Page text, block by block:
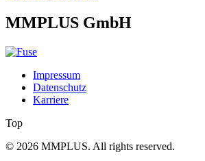
MMPLUS GmbH
Impressum
Datenschutz
Karriere
Top
© 2026 MMPLUS. All rights reserved.